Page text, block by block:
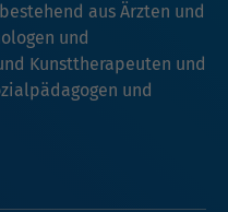
aus Ärzten und
und
Kunsttherapeuten und
und